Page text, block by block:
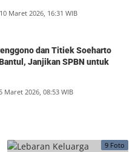
Maret 2026, 16:31 WIB
dan Titiek Soeharto
Janjikan SPBN untuk
Maret 2026, 08:53 WIB
9 Foto